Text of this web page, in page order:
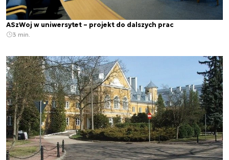
ASzWoj w uniwersytet – projekt do dalszych prac
3 min.